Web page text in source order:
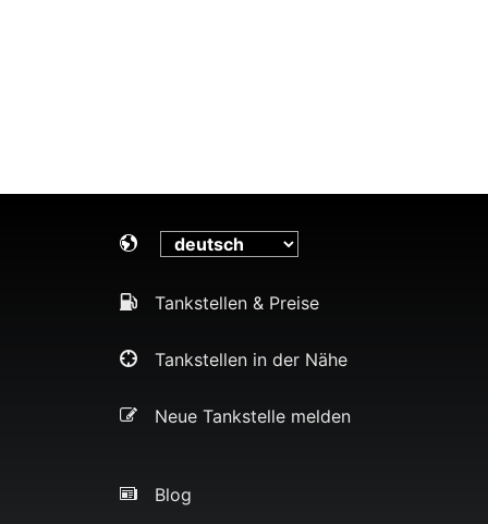
Tankstellen & Preise
Tankstellen in der Nähe
Neue Tankstelle melden
Blog